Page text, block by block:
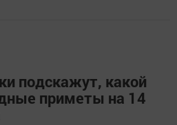
подскажут, какой
приметы на 14